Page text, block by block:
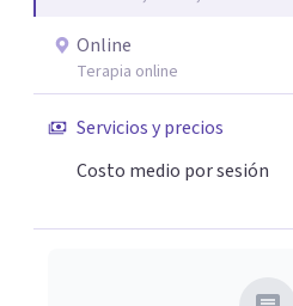
Online
Terapia online
Servicios y precios
Costo medio por sesión